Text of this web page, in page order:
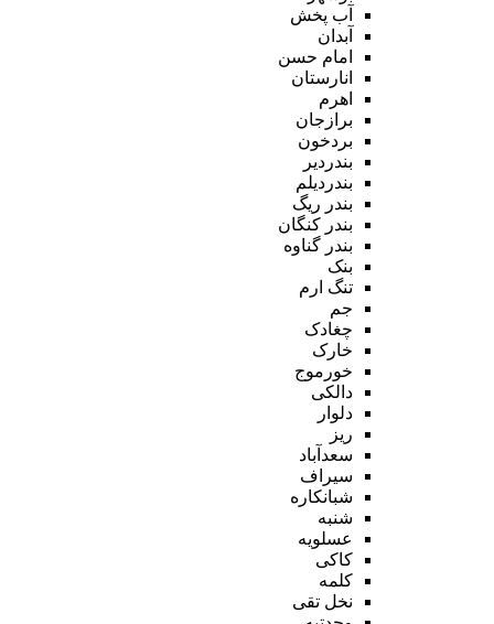
آب پخش
آبدان
امام حسن
انارستان
اهرم
برازجان
بردخون
بندردیر
بندردیلم
بندر ریگ
بندر کنگان
بندر گناوه
بنک
تنگ ارم
جم
چغادک
خارک
خورموج
دالکی
دلوار
ریز
سعدآباد
سیراف
شبانکاره
شنبه
عسلویه
کاکی
کلمه
نخل تقی